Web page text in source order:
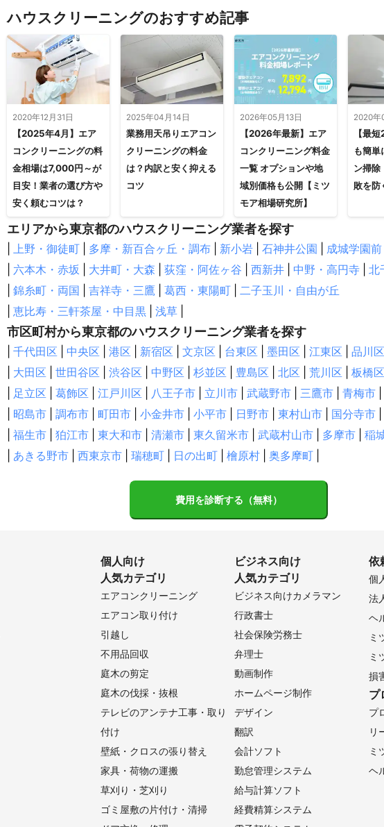
ハウスクリーニングのおすすめ記事
2020年12月31日
【2025年4月】エア
コンクリーニングの料
金相場は7,000円～が
目安！業者の選び方や
安く頼むコツは？
2025年04月14日
業務用天吊りエアコン
クリーニングの料金
は？内訳と安く抑える
コツ
2026年05月13日
【2026年最新】エア
コンクリーニング料金
一覧 オプションや地
域別価格も公開【ミツ
モア相場研究所】
2020年
【最
も簡単
ン掃除
敗を防
エリアから東京都のハウスクリーニング業者を探す
上野・御徒町 多摩・新百合ヶ丘・調布 新小岩 石神井公園
成城学園
六本木・赤坂 大井町・大森 荻窪・阿佐ヶ谷 西新井 中野・高円寺
北
錦糸町・両国 吉祥寺・三鷹 葛西・東陽町
二子玉川・自由が丘
恵比寿・三軒茶屋・中目黒 浅草
市区町村から東京都のハウスクリーニング業者を探す
千代田区 中央区 港区 新宿区 文京区 台東区 墨田区 江東区 品川区
大田区 世田谷区 渋谷区 中野区 杉並区 豊島区 北区 荒川区 板橋区
足立区 葛飾区 江戸川区 八王子市 立川市 武蔵野市 三鷹市 青梅市
昭島市 調布市 町田市 小金井市 小平市 日野市 東村山市 国分寺市
福生市 狛江市 東大和市 清瀬市 東久留米市 武蔵村山市 多摩市 稲
あきる野市 西東京市 瑞穂町 日の出町 檜原村 奥多摩町
費用を診断する（無料）
個人向け
人気カテゴリ
エアコンクリーニング
エアコン取り付け
引越し
不用品回収
庭木の剪定
庭木の伐採・抜根
テレビのアンテナ工事・取り
付け
壁紙・クロスの張り替え
家具・荷物の運搬
草刈り・芝刈り
ゴミ屋敷の片付け・清掃
ビジネス向け
人気カテゴリ
ビジネス向けカメラマン
行政書士
社会保険労務士
弁理士
動画制作
ホームページ制作
デザイン
翻訳
会計ソフト
勤怠管理システム
給与計算ソフト
経費精算システム
依
個
法
ヘ
ミ
ミ
損
プ
プ
リ
ミ
ヘ